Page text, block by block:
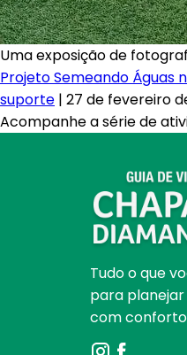
Uma exposição de
Projeto Semeando Águas
suporte | 27 de fevereiro
Acompanhe a série de
Tudo o que
para
com